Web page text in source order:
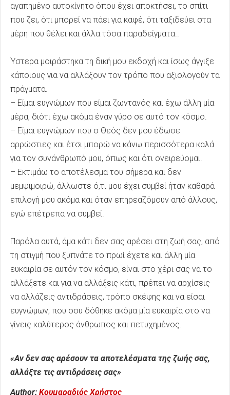
αγαπημένο αυτοκίνητο όπου έχει αποκτήσει, το σπίτι
που ζει, ότι μπορεί να πάει για καφέ, ότι ταξιδεύει στα
μέρη που θέλει και άλλα τόσα παραδείγματα..
Ύστερα μοιράστηκα τη δική μου εκδοχή και ίσως άγγιξε
κάποιους για να αλλάξουν τον τρόπο που αξιολογούν τα
πράγματα.
– Είμαι ευγνώμων που είμαι ζωντανός και έχω άλλη μία
μέρα, διότι έχω ακόμα έναν γύρο σε αυτό τον κόσμο.
– Είμαι ευγνώμων που ο Θεός δεν μου έδωσε
αρρώστιες και έτσι μπορώ να κάνω περισσότερα καλά
για τον συνάνθρωπό μου, όπως και ότι ονειρεύομαι.
– Εκτιμάω το αποτέλεσμα του σήμερα και δεν
μεμψιμοιρώ, άλλωστε ό,τι μου έχει συμβεί ήταν καθαρά
επιλογή μου ακόμα και όταν επηρεαζόμουν από άλλους,
εγώ επέτρεπα να συμβεί.
Παρόλα αυτά, άμα κάτι δεν σας αρέσει στη ζωή σας, από
τη στιγμή που ξυπνάτε το πρωί έχετε και άλλη μία
ευκαιρία σε αυτόν τον κόσμο, είναι στο χέρι σας να το
αλλάξετε και για να αλλάξεις κάτι, πρέπει να αρχίσεις
να αλλάζεις αντιδράσεις, τρόπο σκέψης και να είσαι
ευγνώμων, που σου δόθηκε ακόμα μία ευκαιρία στο να
γίνεις καλύτερος άνθρωπος και πετυχημένος.
«Αν δεν σας αρέσουν τα αποτελέσματα της ζωής σας,
αλλάξτε τις αντιδράσεις σας»
Author: Κουμαραδιός Χρήστος